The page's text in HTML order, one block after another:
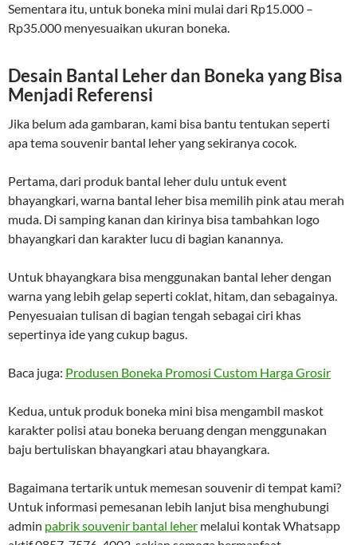
Sementara itu, untuk boneka mini mulai dari Rp15.000 –
Rp35.000 menyesuaikan ukuran boneka.
Desain Bantal Leher dan Boneka yang Bisa
Menjadi Referensi
Jika belum ada gambaran, kami bisa bantu tentukan seperti
apa tema souvenir bantal leher yang sekiranya cocok.
Pertama, dari produk bantal leher dulu untuk event
bhayangkari, warna bantal leher bisa memilih pink atau merah
muda. Di samping kanan dan kirinya bisa tambahkan logo
bhayangkari dan karakter lucu di bagian kanannya.
Untuk bhayangkara bisa menggunakan bantal leher dengan
warna yang lebih gelap seperti coklat, hitam, dan sebagainya.
Penyesuaian tulisan di bagian tengah sebagai ciri khas
sepertinya ide yang cukup bagus.
Baca juga: Produsen Boneka Promosi Custom Harga Grosir
Kedua, untuk produk boneka mini bisa mengambil maskot
karakter polisi atau boneka beruang dengan menggunakan
baju bertuliskan bhayangkari atau bhayangkara.
Bagaimana tertarik untuk memesan souvenir di tempat kami?
Untuk informasi pemesanan lebih lanjut bisa menghubungi
admin pabrik souvenir bantal leher melalui kontak Whatsapp